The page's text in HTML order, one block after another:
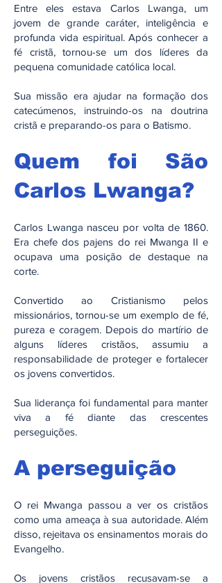
Entre eles estava Carlos Lwanga, um
jovem de grande caráter, inteligência e
profunda vida espiritual. Após conhecer a
fé cristã, tornou-se um dos líderes da
pequena comunidade católica local.
Sua missão era ajudar na formação dos
catecúmenos, instruindo-os na doutrina
cristã e preparando-os para o Batismo.
Quem foi São
Carlos Lwanga?
Carlos Lwanga nasceu por volta de 1860.
Era chefe dos pajens do rei Mwanga II e
ocupava uma posição de destaque na
corte.
Convertido ao Cristianismo pelos
missionários, tornou-se um exemplo de fé,
pureza e coragem. Depois do martírio de
alguns líderes cristãos, assumiu a
responsabilidade de proteger e fortalecer
os jovens convertidos.
Sua liderança foi fundamental para manter
viva a fé diante das crescentes
perseguições.
A perseguição
O rei Mwanga passou a ver os cristãos
como uma ameaça à sua autoridade. Além
disso, rejeitava os ensinamentos morais do
Evangelho.
Os jovens cristãos recusavam-se a